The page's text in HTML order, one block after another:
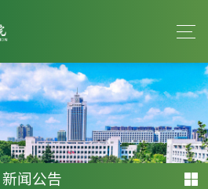
新闻公告